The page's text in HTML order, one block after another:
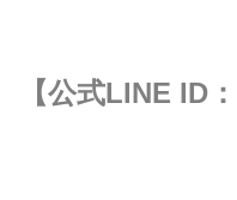
【公式LINE ID：